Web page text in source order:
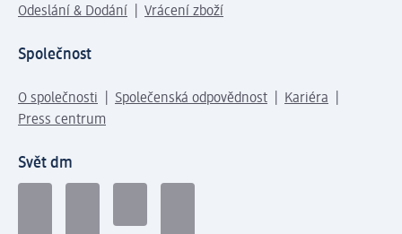
Odeslání & Dodání
Vrácení zboží
Společnost
O společnosti Společenská odpovědnost
Kariéra
Press centrum
Svět dm